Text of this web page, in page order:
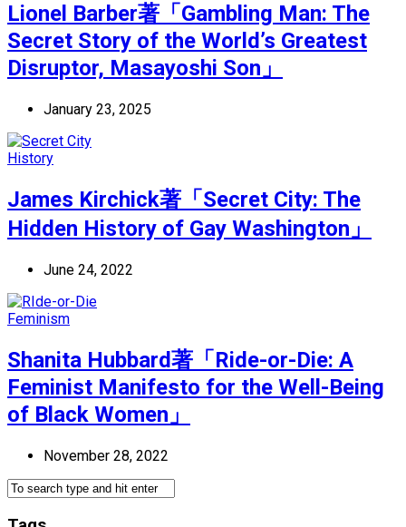
Lionel Barber著「Gambling Man: The
Secret Story of the World’s Greatest
Disruptor, Masayoshi Son」
January 23, 2025
History
James Kirchick著「Secret City: The
Hidden History of Gay Washington」
June 24, 2022
Feminism
Shanita Hubbard著「Ride-or-Die: A
Feminist Manifesto for the Well-Being
of Black Women」
November 28, 2022